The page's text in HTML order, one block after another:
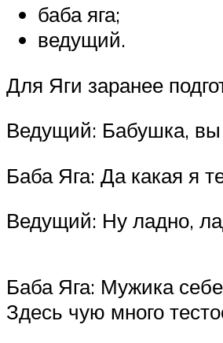
баба яга;
ведущий.
Для Яги заранее
Ведущий: Бабушка,
Баба Яга: Да какая я
Ведущий: Ну ладно,
Баба Яга: Мужика
Здесь чую много